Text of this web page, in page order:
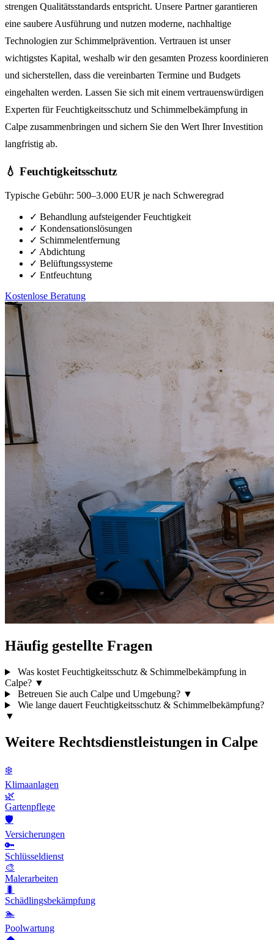
strengen Qualitätsstandards entspricht. Unsere Partner garantieren
eine saubere Ausführung und nutzen moderne, nachhaltige
Technologien zur Schimmelprävention. Vertrauen ist unser
wichtigstes Kapital, weshalb wir den gesamten Prozess koordinieren
und sicherstellen, dass die vereinbarten Termine und Budgets
eingehalten werden. Lassen Sie sich mit einem vertrauenswürdigen
Experten für Feuchtigkeitsschutz und Schimmelbekämpfung in
Calpe zusammenbringen und sichern Sie den Wert Ihrer Investition
langfristig ab.
💧 Feuchtigkeitsschutz
Typische Gebühr: 500–3.000 EUR je nach Schweregrad
✓ Behandlung aufsteigender Feuchtigkeit
✓ Kondensationslösungen
✓ Schimmelentfernung
✓ Abdichtung
✓ Belüftungssysteme
✓ Entfeuchtung
Kostenlose Beratung
Häufig gestellte Fragen
Was kostet Feuchtigkeitsschutz & Schimmelbekämpfung in
Calpe? ▼
Betreuen Sie auch Calpe und Umgebung? ▼
Wie lange dauert Feuchtigkeitsschutz & Schimmelbekämpfung?
▼
Weitere Rechtsdienstleistungen in Calpe
❄️
Klimaanlagen
🌿
Gartenpflege
🛡️
Versicherungen
🔑
Schlüsseldienst
🎨
Malerarbeiten
🐛
Schädlingsbekämpfung
🏊
Poolwartung